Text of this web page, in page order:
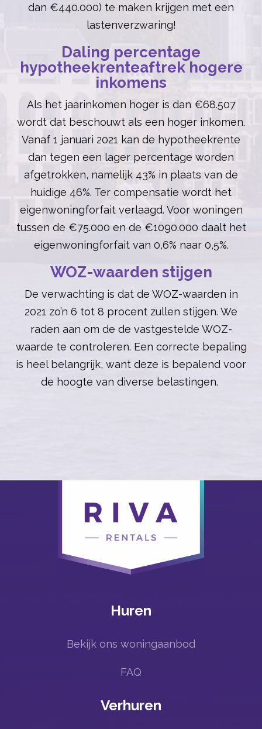
dan €440.000) te maken krijgen met een
lastenverzwaring!
Daling percentage
hypotheekrenteaftrek hogere
inkomens
Als het jaarinkomen hoger is dan €68.507
wordt dat beschouwt als een hoger inkomen.
Vanaf 1 januari 2021 kan de hypotheekrente
dan tegen een lager percentage worden
afgetrokken, namelijk 43% in plaats van de
huidige 46%. Ter compensatie wordt het
eigenwoningforfait verlaagd. Voor woningen
tussen de €75.000 en de €1090.000 daalt het
eigenwoningforfait van 0,6% naar 0,5%.
WOZ-waarden stijgen
De verwachting is dat de WOZ-waarden in
2021 zo’n 6 tot 8 procent zullen stijgen. We
raden aan om de de vastgestelde WOZ-
waarde te controleren. Een correcte bepaling
is heel belangrijk, want deze is bepalend voor
de hoogte van diverse belastingen.
Huren
Bekijk ons woningaanbod
FAQ
Verhuren